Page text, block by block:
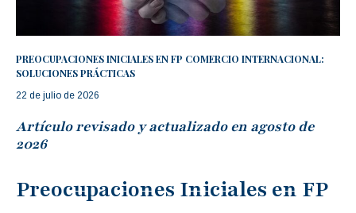
PREOCUPACIONES INICIALES EN FP COMERCIO INTERNACIONAL:
SOLUCIONES PRÁCTICAS
22 de julio de 2026
Artículo revisado y actualizado en agosto de
2026
Preocupaciones Iniciales en FP